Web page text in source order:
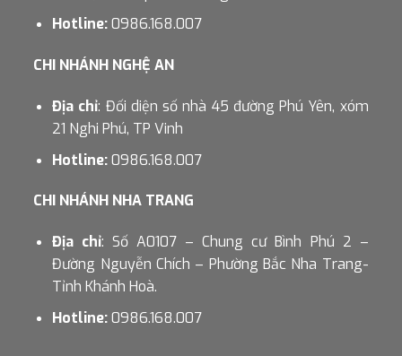
Hotline:0986.168.007
CHI NHÁNH NGHỆ AN
Địa chỉ: Đối diện số nhà 45 đường Phú Yên, xóm
21 Nghi Phú, TP Vinh
Hotline:0986.168.007
CHI NHÁNH NHA TRANG
Địa chỉ: Số A0107 – Chung cư Bình Phú 2 –
Đường Nguyễn Chích – Phường Bắc Nha Trang-
Tỉnh Khánh Hoà.
Hotline:0986.168.007